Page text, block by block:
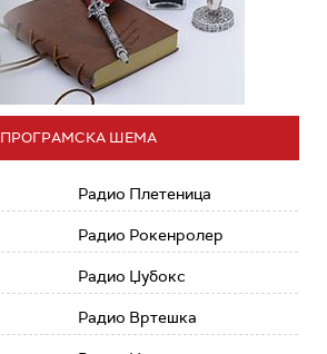
ПРОГРАМСКА ШЕМА
Радио Плетеница
Радио Рокенролер
Радио Џубокс
Радио Вртешка